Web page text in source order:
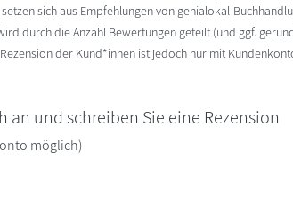
sich aus Empfehlungen von genialokal-
durch die Anzahl Bewertungen geteilt (und ggf.
der Kund*innen ist jedoch nur mit
an und schreiben Sie eine Rezension
möglich)